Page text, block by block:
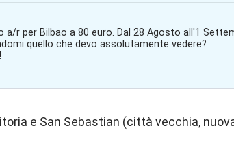
r per Bilbao a 80 euro. Dal 28 Agosto all'1
quello che devo assolutamente vedere?
e San Sebastian (città vecchia,